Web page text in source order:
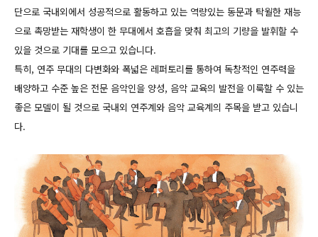
단으로 국내외에서 성공적으로 활동하고 있는 역량있는 동문과 탁월한 재능
으로 촉망받는 재학생이 한 무대에서 호흡을 맞춰 최고의 기량을 발휘할 수
있을 것으로 기대를 모으고 있습니다.
특히, 연주 무대의 다변화와 폭넓은 레퍼토리를 통하여 독창적인 연주력을
배양하고 수준 높은 전문 음악인을 양성, 음악 교육의 발전을 이룩할 수 있는
좋은 모델이 될 것으로 국내외 연주계와 음악 교육계의 주목을 받고 있습니
다.